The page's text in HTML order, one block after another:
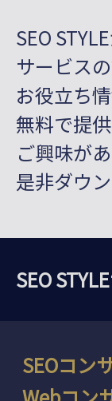
SEO
サービス
お役立ち
無料で提
ご興味が
是非ダウ
SEO
SEOコン